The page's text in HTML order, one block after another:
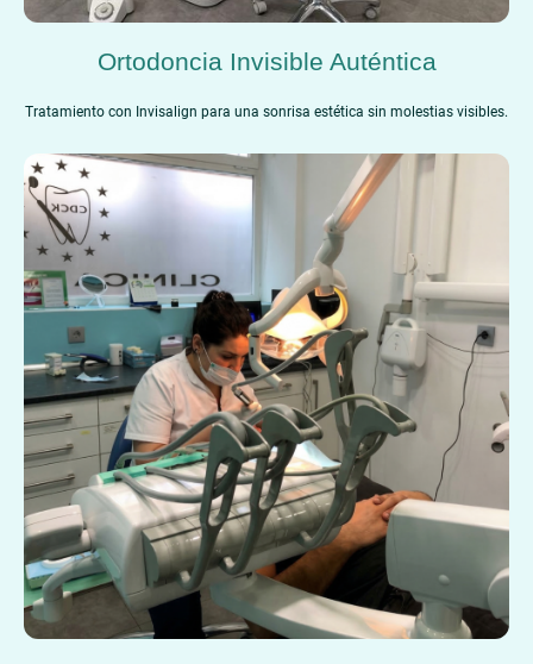
Ortodoncia Invisible Auténtica
Tratamiento con Invisalign para una sonrisa estética sin molestias visibles.